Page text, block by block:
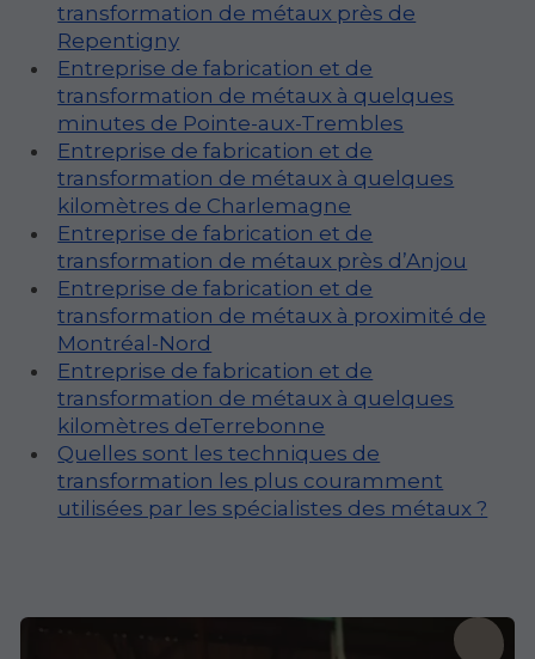
transformation de métaux près de
Repentigny
Entreprise de fabrication et de
transformation de métaux à quelques
minutes de Pointe-aux-Trembles
Entreprise de fabrication et de
transformation de métaux à quelques
kilomètres de Charlemagne
Entreprise de fabrication et de
transformation de métaux près d’Anjou
Entreprise de fabrication et de
transformation de métaux à proximité de
Montréal-Nord
Entreprise de fabrication et de
transformation de métaux à quelques
kilomètres deTerrebonne
Quelles sont les techniques de
transformation les plus couramment
utilisées par les spécialistes des métaux ?